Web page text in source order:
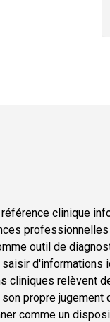
clinique
outil de
d'informations
cliniques relèvent
propre jugement
comme un